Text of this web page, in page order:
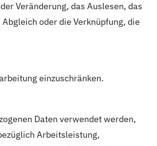
Veränderung, das Auslesen, das
oder die Verknüpfung, die
einzuschränken.
Daten verwendet werden,
Arbeitsleistung,